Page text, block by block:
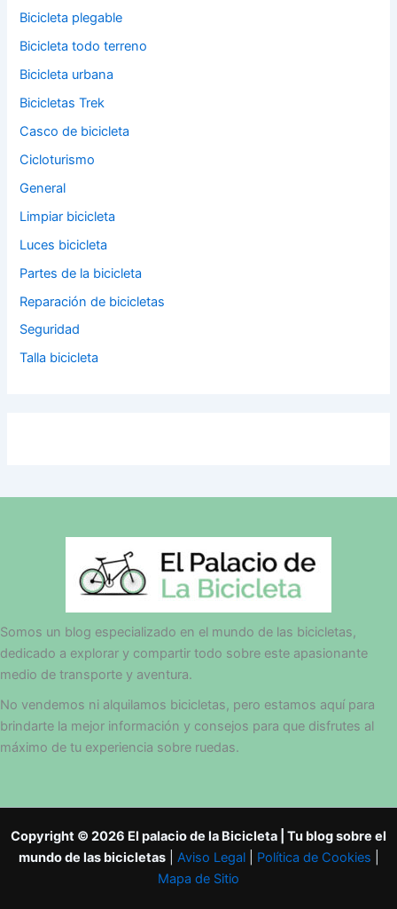
Bicicleta plegable
Bicicleta todo terreno
Bicicleta urbana
Bicicletas Trek
Casco de bicicleta
Cicloturismo
General
Limpiar bicicleta
Luces bicicleta
Partes de la bicicleta
Reparación de bicicletas
Seguridad
Talla bicicleta
Somos un blog especializado en el mundo de las bicicletas,
dedicado a explorar y compartir todo sobre este apasionante
medio de transporte y aventura.
No vendemos ni alquilamos bicicletas, pero estamos aquí para
brindarte la mejor información y consejos para que disfrutes al
máximo de tu experiencia sobre ruedas.
Copyright © 2026 El palacio de la Bicicleta | Tu blog sobre el
mundo de las bicicletas| Aviso Legal| Política de Cookies
Mapa de Sitio